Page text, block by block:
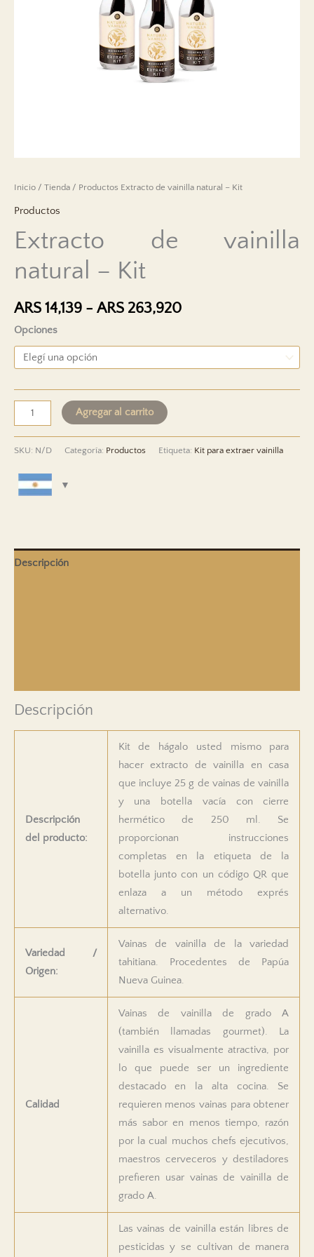
Inicio / Tienda / Productos Extracto de vainilla natural – Kit
Productos
Extracto de vainilla
natural – Kit
ARS 14,139 - ARS 263,920Gama
precios:
Opciones
Natural
Vanilla
Extract
Kit
cantidad
Agregar al carrito
SKU: N/D Categoría: Productos Etiqueta: Kit para extraer vainilla
Descripción
Descripción
Descripción
del producto:
Kit de hágalo usted mismo para
hacer extracto de vainilla en casa
que incluye 25 g de vainas de vainilla
y una botella vacía con cierre
hermético de 250 ml. Se
proporcionan instrucciones
completas en la etiqueta de la
botella junto con un código QR que
enlaza a un método exprés
alternativo.
Variedad /
Origen:
Vainas de vainilla de la variedad
tahitiana. Procedentes de Papúa
Nueva Guinea.
Calidad
Vainas de vainilla de grado A
(también llamadas gourmet). La
vainilla es visualmente atractiva, por
lo que puede ser un ingrediente
destacado en la alta cocina. Se
requieren menos vainas para obtener
más sabor en menos tiempo, razón
por la cual muchos chefs ejecutivos,
maestros cerveceros y destiladores
prefieren usar vainas de vainilla de
grado A.
Las vainas de vainilla están libres de
pesticidas y se cultivan de manera